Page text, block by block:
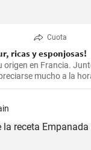
Cuota
ricas y esponjosas!
en Francia. Junto a
la hora del desayuno o de
que os propongo